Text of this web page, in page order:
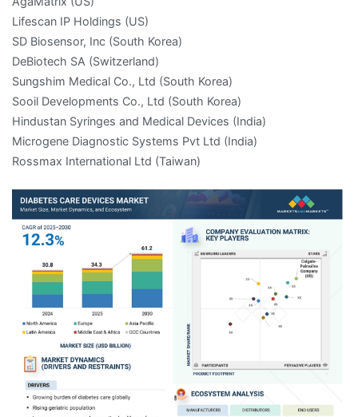
Lifescan IP Holdings (US)
SD Biosensor, Inc (South Korea)
DeBiotech SA (Switzerland)
Sungshim Medical Co., Ltd (South Korea)
Sooil Developments Co., Ltd (South Korea)
Hindustan Syringes and Medical Devices (India)
Microgene Diagnostic Systems Pvt Ltd (India)
Rossmax International Ltd (Taiwan)